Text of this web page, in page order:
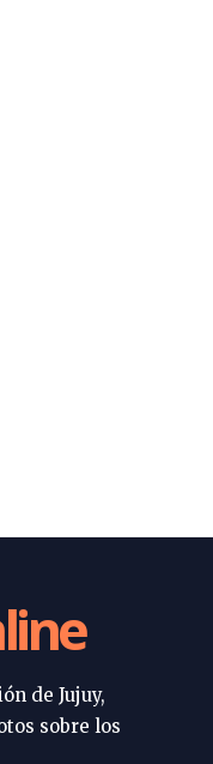
de Jujuy,
sobre los